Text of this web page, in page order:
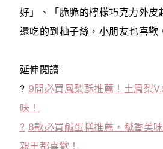
好」、「脆脆的檸檬巧克力外皮
還吃的到柚子絲，小朋友也喜歡
延伸閱讀
? 9間必買鳳梨酥推薦！土鳳梨
味！
? 8款必買鹹蛋糕推薦，鹹香美
親王都喜歡！